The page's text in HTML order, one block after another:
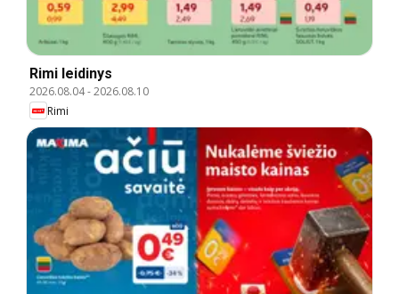
Rimi leidinys
2026.08.04-2026.08.10
Rimi